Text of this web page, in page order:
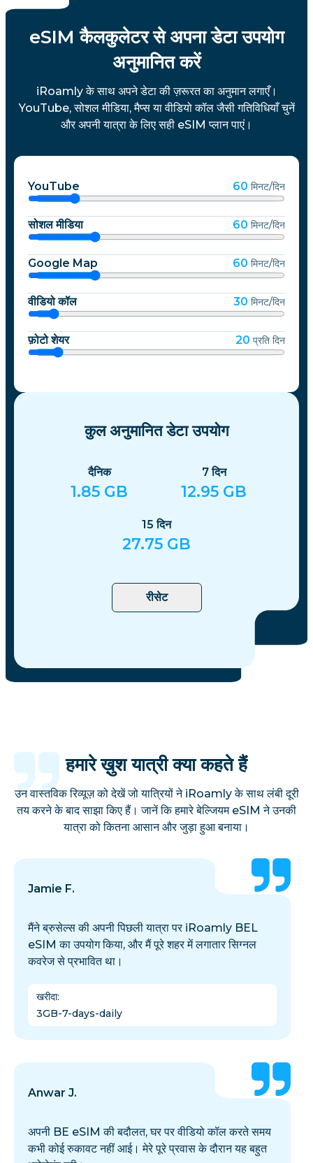
eSIM कैलकुलेटर से अपना डेटा उपयोग
अनुमानित करें
iRoamly के साथ अपने डेटा की ज़रूरत का अनुमान लगाएँ।
YouTube, सोशल मीडिया, मैप्स या वीडियो कॉल जैसी गतिविधियाँ चुनें
और अपनी यात्रा के लिए सही eSIM प्लान पाएं।
YouTube 60 मिनट/दिन
सोशल मीडिया 60 मिनट/दिन
Google Map 60 मिनट/दिन
वीडियो कॉल 30 मिनट/दिन
फ़ोटो शेयर 20 प्रति दिन
कुल अनुमानित डेटा उपयोग
दैनिक
1.85 GB
7दिन
12.95 GB
15दिन
27.75 GB
रीसेट
हमारे ख़ुश यात्री क्या कहते हैं
उन वास्तविक रिव्यूज़ को देखें जो यात्रियों ने iRoamly के साथ लंबी दूरी
तय करने के बाद साझा किए हैं। जानें कि हमारे बेल्जियम eSIM ने उनकी
यात्रा को कितना आसान और जुड़ा हुआ बनाया।
Jamie F.
मैंने ब्रुसेल्स की अपनी पिछली यात्रा पर iRoamly BEL
eSIM का उपयोग किया, और मैं पूरे शहर में लगातार सिग्नल
कवरेज से प्रभावित था।
खरीदा:
3GB-7-days-daily
Anwar J.
अपनी BE eSIM की बदौलत, घर पर वीडियो कॉल करते समय
कभी कोई रुकावट नहीं आई। मेरे पूरे प्रवास के दौरान यह बहुत